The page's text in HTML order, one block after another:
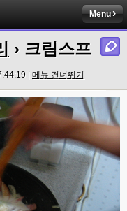
Menu
› 크림스프
| 메뉴 건너뛰기